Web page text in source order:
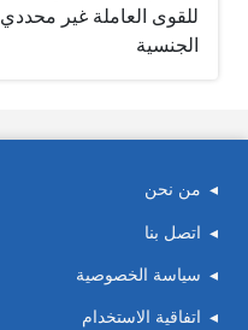
للقوى العاملة غير محددي
الجنسية
من نحن
اتصل بنا
سياسة الخصوصية
اتفاقية الاستخدام